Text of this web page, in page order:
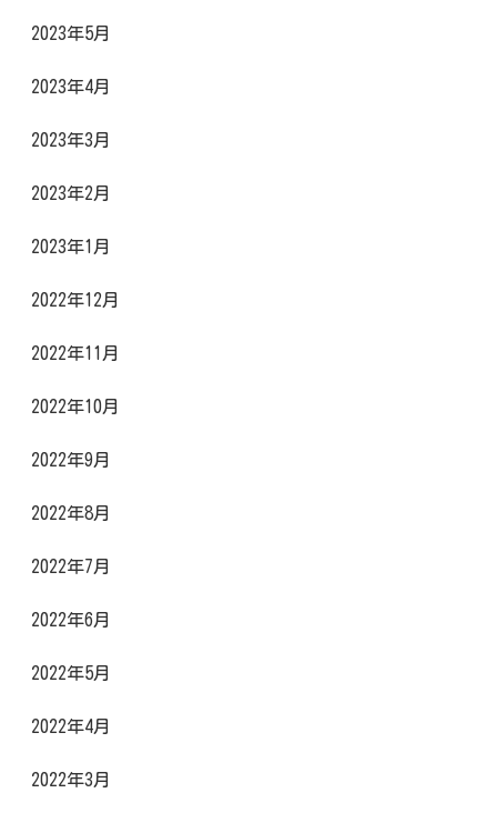
2023年5月
2023年4月
2023年3月
2023年2月
2023年1月
2022年12月
2022年11月
2022年10月
2022年9月
2022年8月
2022年7月
2022年6月
2022年5月
2022年4月
2022年3月